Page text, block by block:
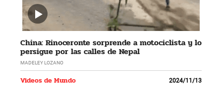
China: Rinoceronte sorprende a motociclista y lo
persigue por las calles de Nepal
MADELEY LOZANO
Videos de Mundo 2024/11/13